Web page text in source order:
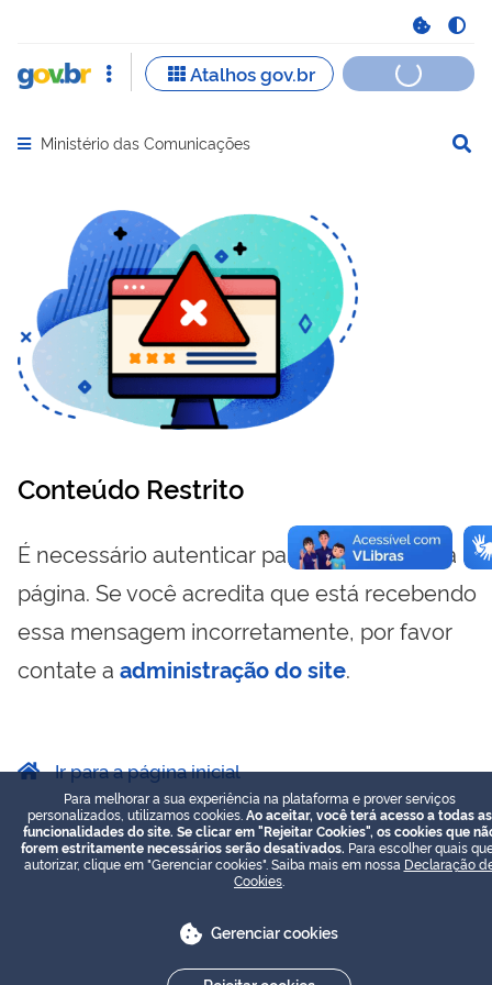
Abrir menu principal de navegação
Ministério das Comunicações
Conteúdo Restrito
É necessário autenticar para visualizar essa
página. Se você acredita que está recebendo
essa mensagem incorretamente, por favor
contate a administração do site.
Ir para a página inicial
Para melhorar a sua experiência na plataforma e prover serviços
personalizados, utilizamos cookies. Ao aceitar, você terá acesso a todas as
funcionalidades do site. Se clicar em "Rejeitar Cookies", os cookies que
forem estritamente necessários serão desativados. Para escolher quais
autorizar, clique em "Gerenciar cookies". Saiba mais em nossa Declaração
Cookies
Gerenciar cookies